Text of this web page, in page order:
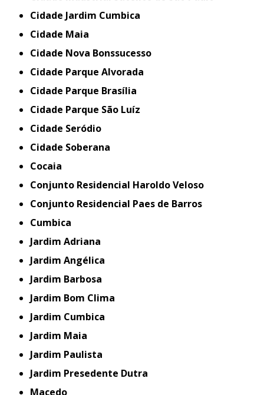
Cidade Jardim Cumbica
Cidade Maia
Cidade Nova Bonssucesso
Cidade Parque Alvorada
Cidade Parque Brasília
Cidade Parque São Luíz
Cidade Seródio
Cidade Soberana
Cocaia
Conjunto Residencial Haroldo Veloso
Conjunto Residencial Paes de Barros
Cumbica
Jardim Adriana
Jardim Angélica
Jardim Barbosa
Jardim Bom Clima
Jardim Cumbica
Jardim Maia
Jardim Paulista
Jardim Presedente Dutra
Macedo